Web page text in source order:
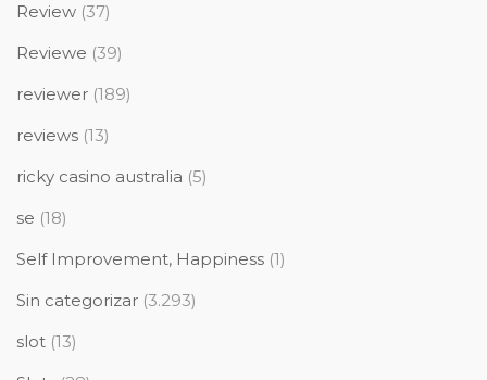
Review (37)
Reviewe (39)
reviewer (189)
reviews (13)
ricky casino australia (5)
se (18)
Self Improvement, Happiness (1)
Sin categorizar (3.293)
slot (13)